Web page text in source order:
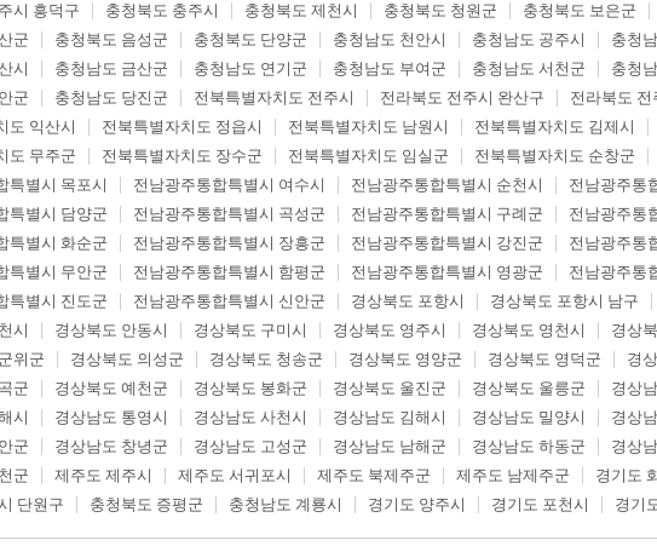
시 흥덕구
충청북도 충주시 충청북도 제천시 충청북도 청원군 충청북도 보은군
군
충청북도 음성군 충청북도 단양군 충청남도 천안시 충청남도 공주시 충청
시
충청남도 금산군 충청남도 연기군 충청남도 부여군 충청남도 서천군 충청
군
충청남도 당진군 전북특별자치도 전주시 전라북도 전주시 완산구 전라북도 전
도 익산시
전북특별자치도 정읍시 전북특별자치도 남원시 전북특별자치도 김제시
도 무주군
전북특별자치도 장수군 전북특별자치도 임실군 전북특별자치도 순창군
특별시 목포시
전남광주통합특별시 여수시 전남광주통합특별시 순천시 전남광주통
특별시 담양군
전남광주통합특별시 곡성군 전남광주통합특별시 구례군 전남광주통
특별시 화순군
전남광주통합특별시 장흥군 전남광주통합특별시 강진군 전남광주통
특별시 무안군
전남광주통합특별시 함평군 전남광주통합특별시 영광군 전남광주통
특별시 진도군
전남광주통합특별시 신안군 경상북도 포항시 경상북도 포항시 남구
시
경상북도 안동시 경상북도 구미시 경상북도 영주시 경상북도 영천시 경상
위군
경상북도 의성군 경상북도 청송군 경상북도 영양군 경상북도 영덕군 경
군
경상북도 예천군 경상북도 봉화군 경상북도 울진군 경상북도 울릉군 경상
시
경상남도 통영시 경상남도 사천시 경상남도 김해시 경상남도 밀양시 경상
군
경상남도 창녕군 경상남도 고성군 경상남도 남해군 경상남도 하동군 경상
군
제주도 제주시 제주도 서귀포시 제주도 북제주군 제주도 남제주군 경기도
단원구
충청북도 증평군 충청남도 계룡시 경기도 양주시 경기도 포천시 경기